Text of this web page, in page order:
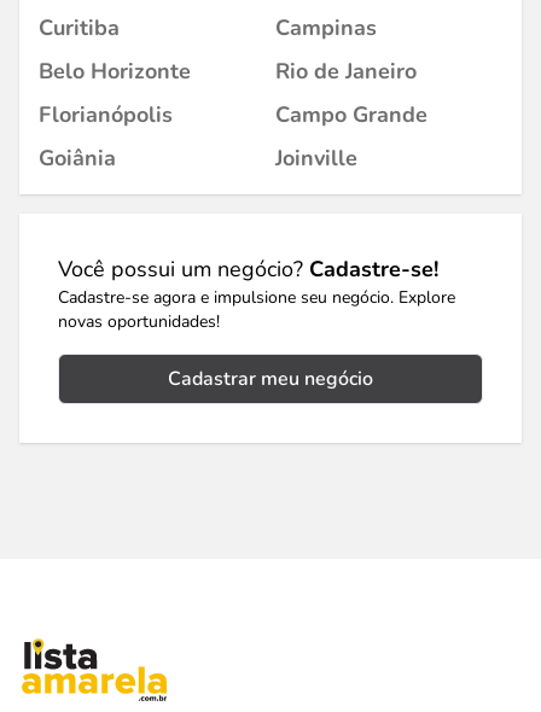
Curitiba
Campinas
Belo Horizonte
Rio de Janeiro
Florianópolis
Campo Grande
Goiânia
Joinville
Você possui um negócio? Cadastre-se!
Cadastre-se agora e impulsione seu negócio. Explore
novas oportunidades!
Cadastrar meu negócio